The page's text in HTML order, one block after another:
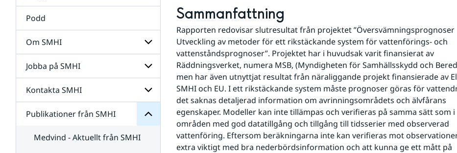
Podd
Om SMHI
Undersidor
för
Om
SMHI
Jobba på SMHI
Undersidor
för
Jobba
på
Kontakta SMHI
Undersidor
Kontakta
SMHI
Publikationer från SMHI
Undersidor
för
Publikationer
från
SMHI
Medvind - Aktuellt från SMHI
Sammanfattning
Rapporten redovisar slutresultat från projektet ”Översvämningsprognoser
Utveckling av metoder för ett rikstäckande system för vattenförings- och
vattenståndsprognoser”. Projektet har i huvudsak varit finansierat av
Räddningsverket, numera MSB, (Myndigheten för Samhällsskydd och
men har även utnyttjat resultat från näraliggande projekt finansierade av
SMHI och EU. I ett rikstäckande system måste prognoser göras för
det saknas detaljerad information om avrinningsområdets och älvfårans
egenskaper. Modeller kan inte tillämpas och verifieras på samma sätt som i
områden med god datatillgång och tillgång till tidsserier med observerad
vattenföring. Eftersom beräkningarna inte kan verifieras mot
extra viktigt med bra nederbördsinformation och att kunna ge ett mått på